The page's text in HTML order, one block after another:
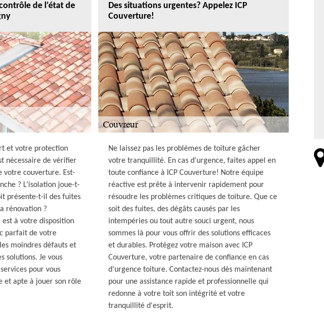
de l’état de
et votre protection
nécessaire de vérifier
votre couverture. Est-
? L’isolation joue-t-
présente-t-il des fuites
rénovation ?
est à votre disposition
parfait de votre
moindres défauts et
solutions. Je vous
pour vous
et apte à jouer son rôle
Des situations urgentes? Appelez ICP
Couverture!
Ne laissez pas les problèmes de toiture gâcher
votre tranquillité. En cas d'urgence, faites appel en
toute confiance à ICP Couverture! Notre équipe
réactive est prête à intervenir rapidement pour
résoudre les problèmes critiques de toiture. Que ce
soit des fuites, des dégâts causés par les
intempéries ou tout autre souci urgent, nous
sommes là pour vous offrir des solutions efficaces
et durables. Protégez votre maison avec ICP
Couverture, votre partenaire de confiance en cas
d'urgence toiture. Contactez-nous dès maintenant
pour une assistance rapide et professionnelle qui
redonne à votre toit son intégrité et votre
tranquillité d'esprit.